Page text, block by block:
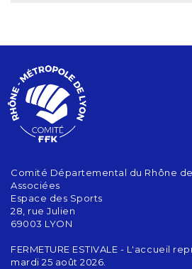
Comité Départemental du Rhône
Associées
Espace des Sports
28, rue Julien
69003 LYON
FERMETURE ESTIVALE - L'accueil
mardi 25 août 2026.